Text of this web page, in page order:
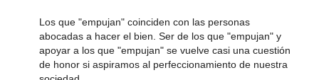
Los que "empujan" coinciden con las personas
abocadas a hacer el bien. Ser de los que "empujan" y
apoyar a los que "empujan" se vuelve casi una cuestión
de honor si aspiramos al perfeccionamiento de nuestra